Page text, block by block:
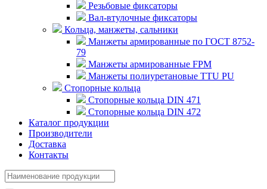
Резьбовые фиксаторы
Вал-втулочные фиксаторы
Кольца, манжеты, сальники
Манжеты армированные по ГОСТ 8752-
79
Манжеты армированные FPM
Манжеты полиуретановые TTU PU
Стопорные кольца
Стопорные кольца DIN 471
Стопорные кольца DIN 472
Каталог продукции
Производители
Доставка
Контакты